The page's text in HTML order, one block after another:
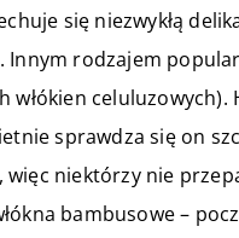
się niezwykłą
rodzajem
sprawdza się on
niektórzy nie
bambusowe –